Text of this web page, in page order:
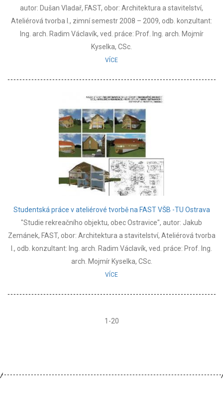
autor: Dušan Vladař, FAST, obor: Architektura a stavitelství,
Ateliérová tvorba I., zimní semestr 2008 – 2009, odb. konzultant:
Ing. arch. Radim Václavík, ved. práce: Prof. Ing. arch. Mojmír
Kyselka, CSc.
VÍCE
Studentská práce v ateliérové tvorbě na FAST VŠB -TU Ostrava
"Studie rekreačního objektu, obec Ostravice", autor: Jakub
Zemánek, FAST, obor: Architektura a stavitelství, Ateliérová tvorba
I., odb. konzultant: Ing. arch. Radim Václavík, ved. práce: Prof. Ing.
arch. Mojmír Kyselka, CSc.
VÍCE
1-20